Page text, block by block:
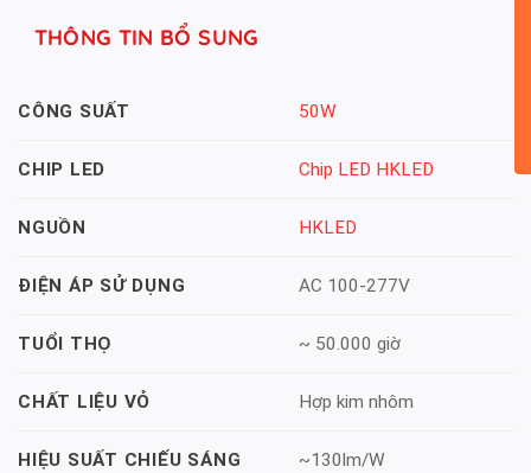
THÔNG TIN BỔ SUNG
CÔNG SUẤT 50W
CHIP LED Chip LED HKLED
NGUỒN HKLED
ĐIỆN ÁP SỬ DỤNG AC 100-277V
TUỔI THỌ ~ 50.000 giờ
CHẤT LIỆU VỎ Hợp kim nhôm
HIỆU SUẤT CHIẾU SÁNG ~130lm/W